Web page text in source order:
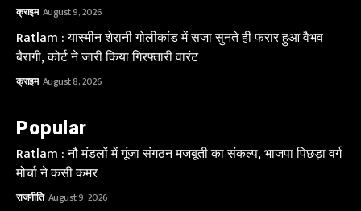
क्राइम August 9, 2026
Ratlam : यास्मीन शेरानी गोलीकांड में सजा सुनते ही फरार हुआ वैभव
बैरागी, कोर्ट ने जारी किया गिरफ्तारी वारंट
क्राइम August 8, 2026
Popular
Ratlam : नौ मंडलों में गूंजा संगठन मजबूती का संकल्प, भाजपा पिछड़ा वर्ग
मोर्चा ने कसी कमर
राजनीति August 9, 2026